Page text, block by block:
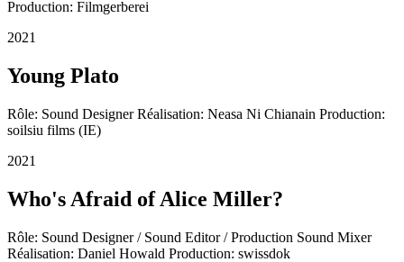
Production: Filmgerberei
2021
Young Plato
Rôle: Sound Designer Réalisation: Neasa Ni Chianain Production:
soilsiu films (IE)
2021
Who's Afraid of Alice Miller?
Rôle: Sound Designer / Sound Editor / Production Sound Mixer
Réalisation: Daniel Howald Production: swissdok